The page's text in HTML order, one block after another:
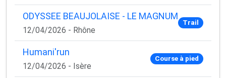
ODYSSEE BEAUJOLAISE - LE MAGNUM
12/04/2026 - Rhône
Trail
Humani'run
12/04/2026 - Isère
Course à pied